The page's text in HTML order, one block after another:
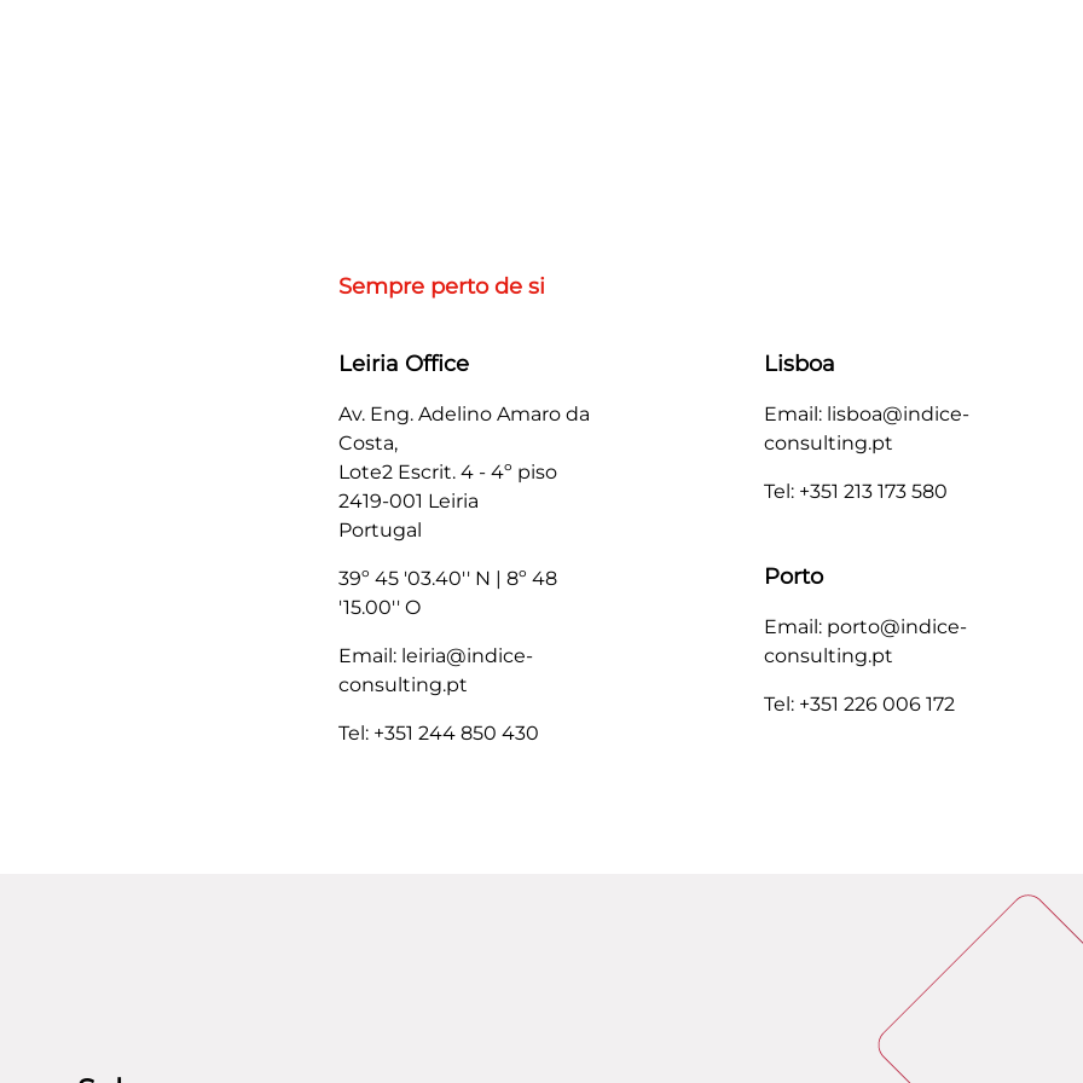
Sempre perto de si
Leiria Office
Av. Eng. Adelino Amaro da
Costa,
Lote2 Escrit. 4 - 4º piso
2419-001 Leiria
Portugal
39º 45 '03.40'' N | 8º 48
'15.00'' O
Email: leiria@indice-
consulting.pt
Tel: +351 244 850 430
Lisboa
Email: lisboa@indice-
consulting.pt
Tel: +351 213 173 580
Porto
Email: porto@indice-
consulting.pt
Tel: +351 226 006 172